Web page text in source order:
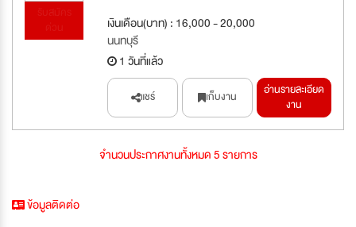
เงินเดือน(บาท) : 16,000 - 20,000
นนทบุรี
1 วันที่แล้ว
แชร์ เก็บงาน
อ่านรายละเอียด
งาน
จำนวนประกาศงานทั้งหมด 5 รายการ
ข้อมูลติดต่อ